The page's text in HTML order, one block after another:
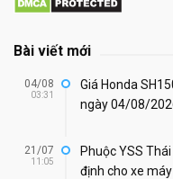
Bài viết mới
04/08
03:31
Giá Honda
ngày 04/08/
21/07
11:05
Phuộc YSS
định cho xe máy